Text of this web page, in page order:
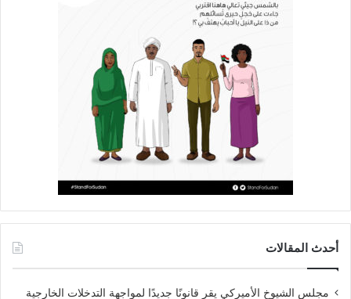
أحدث المقالات
مجلس الشيوخ الأميركي يقر قانونًا جديدًا لمواجهة التدخلات الخارجية